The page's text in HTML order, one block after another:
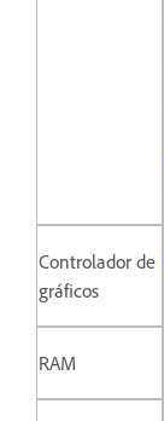
Controlador de
gráficos
RAM